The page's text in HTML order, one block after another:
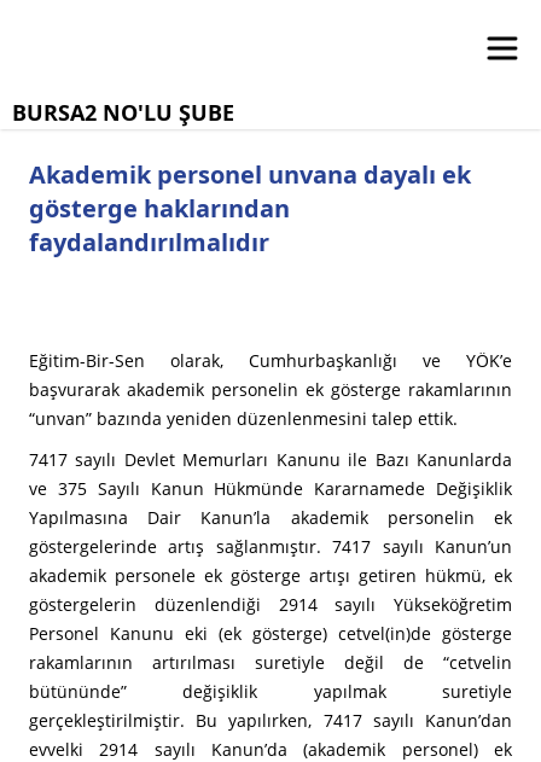
BURSA2 NO'LU ŞUBE
Akademik personel unvana dayalı ek
gösterge haklarından
faydalandırılmalıdır
Eğitim-Bir-Sen olarak, Cumhurbaşkanlığı ve YÖK’e
başvurarak akademik personelin ek gösterge rakamlarının
“unvan” bazında yeniden düzenlenmesini talep ettik.
7417 sayılı Devlet Memurları Kanunu ile Bazı Kanunlarda
ve 375 Sayılı Kanun Hükmünde Kararnamede Değişiklik
Yapılmasına Dair Kanun’la akademik personelin ek
göstergelerinde artış sağlanmıştır. 7417 sayılı Kanun’un
akademik personele ek gösterge artışı getiren hükmü, ek
göstergelerin düzenlendiği 2914 sayılı Yükseköğretim
Personel Kanunu eki (ek gösterge) cetvel(in)de gösterge
rakamlarının artırılması suretiyle değil de “cetvelin
bütününde” değişiklik yapılmak suretiyle
gerçekleştirilmiştir. Bu yapılırken, 7417 sayılı Kanun’dan
evvelki 2914 sayılı Kanun’da (akademik personel) ek